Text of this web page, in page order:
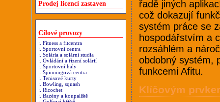
Prodej licencí zastaven
Cílové provozy
:. Fitness a fitcentra
:. Sportovní centra
:. Solária a solární studia
:. Ovládání a řízení solárií
:. Sportovní haly
:. Spinningová centra
:. Tenisové kurty
:. Bowling, squash
:. Ricochet
:. Bazény a koupaliště
řadě jiných
což dokazují
systém práce se
hospodářstvím a
rozsáhlém a
obdobný systém,
funkcemi Afitu.
Klíčovým